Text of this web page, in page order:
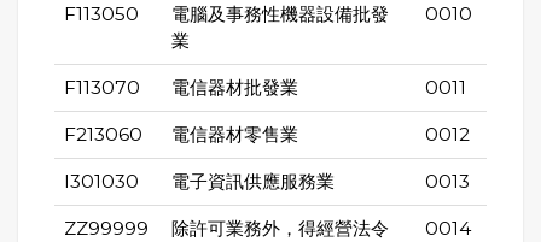
F113050
電腦及事務性機器設備批發
業
0010
F113070 電信器材批發業 0011
F213060 電信器材零售業 0012
I301030 電子資訊供應服務業 0013
ZZ99999
除許可業務外，得經營法令
0014